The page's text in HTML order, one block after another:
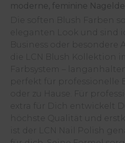
moderne, feminine
Die soften Blush Farben
eleganten Look und sind
Business oder besondere
die LCN Blush Kollektion
Farbsystem –
perfekt für professionelle
oder zu Hause. Für
extra für Dich entwickelt
höchste Qualität und
ist der LCN Nail Polish